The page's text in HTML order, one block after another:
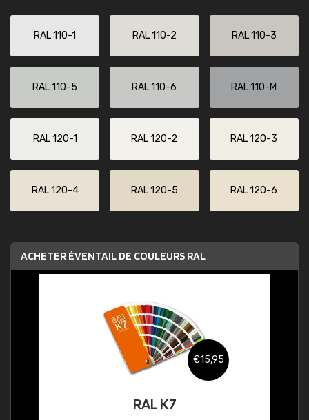
RAL 110-1 RAL 110-2 RAL 110-3
RAL 110-5 RAL 110-6 RAL 110-M
RAL 120-1 RAL 120-2 RAL 120-3
RAL 120-4 RAL 120-5 RAL 120-6
ACHETER ÉVENTAIL DE COULEURS RAL
€15,95
RAL K7